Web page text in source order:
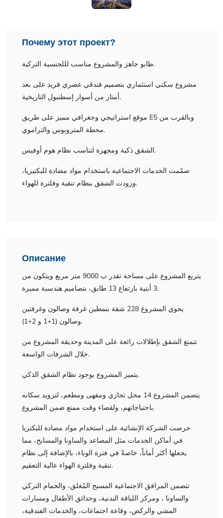
Почему этот проект?
طابو جاهز والمشروع مناسب لللجنسية التركية.
مشروع سكني استثماري بتصميم فندقي عصري فريد على بعد
أمتار من أسوار إسطنبول التاريخية.
موقع استراتيجي وجغرافي مميز على طريق E5 وبالقرب من
محطة المتروبوس والتراموي.
الشقق ذكية ومجهزة لتناسب نظام هوم أوفيس.
صمّمت الخدمات الاجتماعية باستخدام مواد مضادة للبكتيريا،
وزودت الشقق بنظام تنقية وفلترة للهواء.
Описание
يتربع المشروع على مساحة تقدر ب 9000 متر مربع ويتكون من
3 أبنية بارتفاع 13 طابق، بتصاميم هندسية مميزة.
يحوي المشروع 228 شقة بنمطين غرفة وصالون وغرفتين
وصالون (1+1 و 2+1).
تتمتع الشقق بإطلالات رائعة على المدينة وحديقة المشروع من
خلال الشرفات الواسعة.
يتميز المشروع بوجود نظام الشقق الذكي.
يتضمن المشروع 14 محل تجاري ومقهى ومطعم، لتزويد سكانه
باحتياجاتهم، ولقضاء وقت ممتع ضمن المشروع.
حرصت الشركة الإنشائية على استخدام مواد مضادة للبكتريا
في أماكن الخدمات مثل المصاعد والساونا والمسابح، مما
يجعلها أكثر أماناً، خاصةً في فترة الوباء، بالإضافة إلى نظام
تنقية وفلترة الهواء عالية التعقيم.
تتضمن المرافق الاجتماعية المسبح المُغلق، والحمام التركي
والساونا ، ومركز اللياقة البدنية، وحدائق الأطفال ومسارات
المشي والركض، وقاعة اجتماعات، والخدمات الفندقية،